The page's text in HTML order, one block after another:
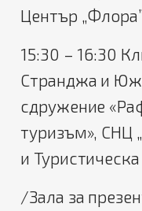
Център
15:30 – 16:30
Странджа и
сдружение
туризъм», СНЦ
и
/Зала за